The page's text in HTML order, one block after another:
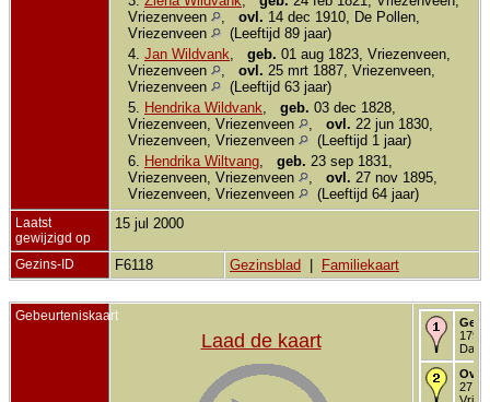
Vriezenveen
ovl. 14 dec 1910, De Pollen,
Vriezenveen
(Leeftijd 89 jaar)
4. Jan Wildvank geb. 01 aug 1823, Vriezenveen,
Vriezenveen
ovl. 25 mrt 1887, Vriezenveen,
Vriezenveen
(Leeftijd 63 jaar)
5.
Hendrika Wildvank geb. 03 dec 1828,
Vriezenveen, Vriezenveen
ovl. 22 jun 1830,
Vriezenveen, Vriezenveen
(Leeftijd 1 jaar)
6.
Hendrika Wiltvang geb. 23 sep 1831,
Vriezenveen, Vriezenveen
ovl. 27 nov 1895,
Vriezenveen, Vriezenveen
(Leeftijd 64 jaar)
Laatst
gewijzigd op
15 jul 2000
Gezins-ID F6118 Gezinsblad Familiekaart
Gebeurteniskaart
Laad de kaart
1793
27